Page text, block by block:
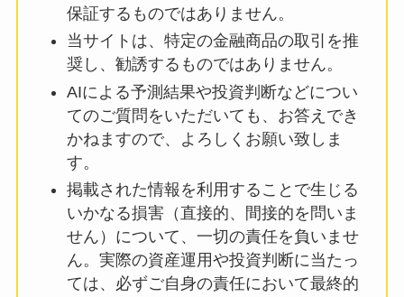
保証するものではありません。
当サイトは、特定の金融商品の取引を推
奨し、勧誘するものではありません。
AIによる予測結果や投資判断などについ
てのご質問をいただいても、お答えでき
かねますので、よろしくお願い致しま
す。
掲載された情報を利用することで生じる
いかなる損害（直接的、間接的を問いま
せん）について、一切の責任を負いませ
ん。実際の資産運用や投資判断に当たっ
ては、必ずご自身の責任において最終的